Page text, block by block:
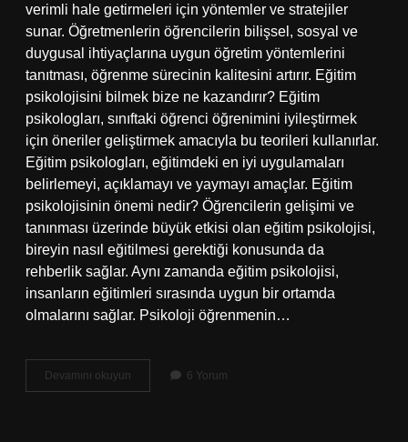
verimli hale getirmeleri için yöntemler ve stratejiler
sunar. Öğretmenlerin öğrencilerin bilişsel, sosyal ve
duygusal ihtiyaçlarına uygun öğretim yöntemlerini
tanıtması, öğrenme sürecinin kalitesini artırır. Eğitim
psikolojisini bilmek bize ne kazandırır? Eğitim
psikologları, sınıftaki öğrenci öğrenimini iyileştirmek
için öneriler geliştirmek amacıyla bu teorileri kullanırlar.
Eğitim psikologları, eğitimdeki en iyi uygulamaları
belirlemeyi, açıklamayı ve yaymayı amaçlar. Eğitim
psikolojisinin önemi nedir? Öğrencilerin gelişimi ve
tanınması üzerinde büyük etkisi olan eğitim psikolojisi,
bireyin nasıl eğitilmesi gerektiği konusunda da
rehberlik sağlar. Aynı zamanda eğitim psikolojisi,
insanların eğitimleri sırasında uygun bir ortamda
olmalarını sağlar. Psikoloji öğrenmenin…
Devamını okuyun
Psikolojisinin
6 Yorum